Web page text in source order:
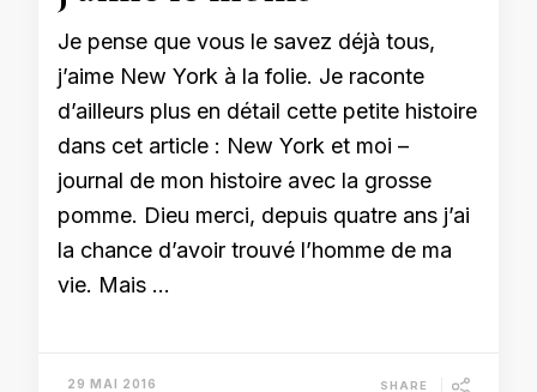
Je pense que vous le savez déjà tous,
j’aime New York à la folie. Je raconte
d’ailleurs plus en détail cette petite histoire
dans cet article : New York et moi –
journal de mon histoire avec la grosse
pomme. Dieu merci, depuis quatre ans j’ai
la chance d’avoir trouvé l’homme de ma
vie. Mais …
29 MAI 2016 SHARE